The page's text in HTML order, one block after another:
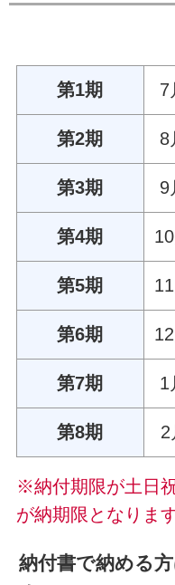
第1期 7
第2期 8
第3期 9
第4期
第5期
第6期
第7期 1
第8期 2
※納付期限が土日
が納期限となります
納付書で納める